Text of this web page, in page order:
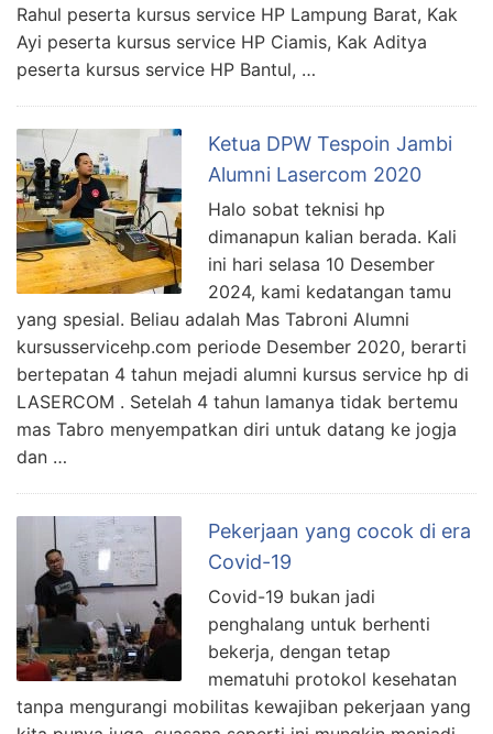
Rahul peserta kursus service HP Lampung Barat, Kak
Ayi peserta kursus service HP Ciamis, Kak Aditya
peserta kursus service HP Bantul, …
Ketua DPW Tespoin Jambi
Alumni Lasercom 2020
Halo sobat teknisi hp
dimanapun kalian berada. Kali
ini hari selasa 10 Desember
2024, kami kedatangan tamu
yang spesial. Beliau adalah Mas Tabroni Alumni
kursusservicehp.com periode Desember 2020, berarti
bertepatan 4 tahun mejadi alumni kursus service hp di
LASERCOM . Setelah 4 tahun lamanya tidak bertemu
mas Tabro menyempatkan diri untuk datang ke jogja
dan …
Pekerjaan yang cocok di era
Covid-19
Covid-19 bukan jadi
penghalang untuk berhenti
bekerja, dengan tetap
mematuhi protokol kesehatan
tanpa mengurangi mobilitas kewajiban pekerjaan yang